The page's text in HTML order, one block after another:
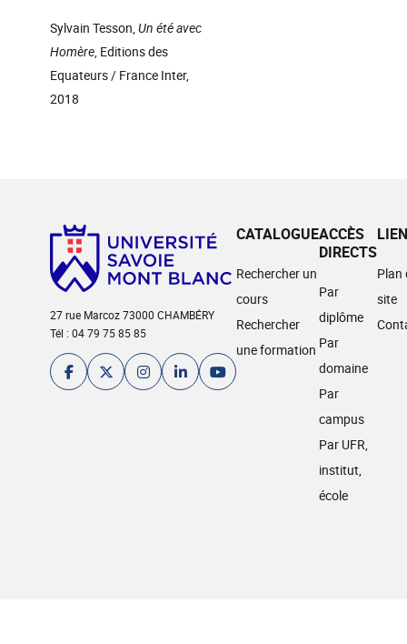
Sylvain Tesson,Un été avec
Homère, Editions des
Equateurs / France Inter,
2018
27 rue Marcoz 73000 CHAMBÉRY
Tél : 04 79 75 85 85
CATALOGUE
Rechercher un
cours
Rechercher
une formation
ACCÈS
DIRECTS
Par
diplôme
Par
domaine
Par
campus
Par UFR,
institut,
école
Plan
site